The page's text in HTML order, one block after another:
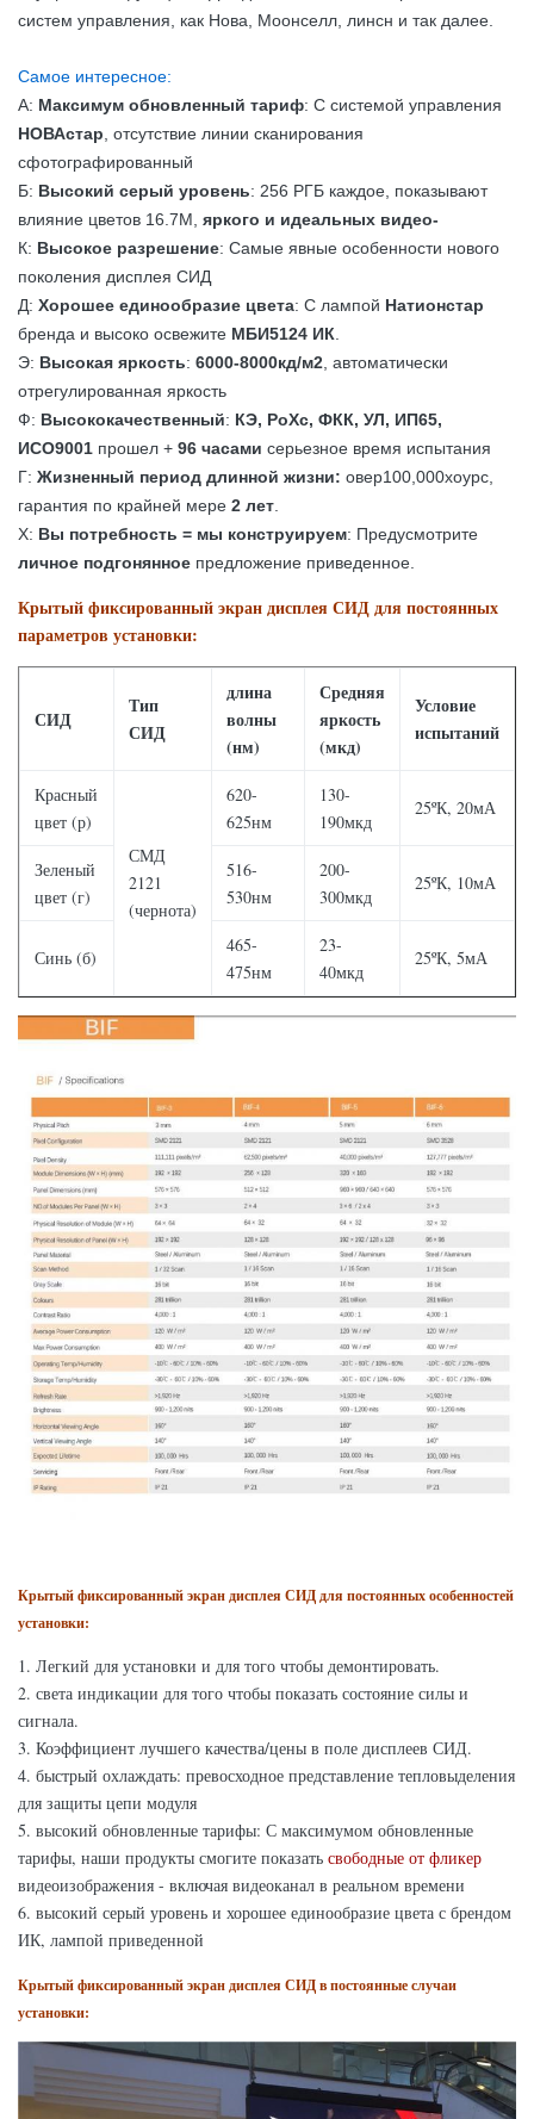
систем управления, как Нова, Моонселл, линсн и так далее.
Самое интересное:
А: Максимум обновленный тариф: С системой управления
НОВАстар , отсутствие линии сканирования
сфотографированный
Б: Высокий серый уровень: 256 РГБ каждое, показывают
влияние цветов 16.7М, яркого и идеальных видео-
К: Высокое разрешение: Самые явные особенности нового
поколения дисплея СИД
Д: Хорошее единообразие цвета: С лампой Натионстар
бренда и высоко освежите МБИ5124 ИК
Э: Высокая яркость: 6000-8000кд/м2 , автоматически
отрегулированная яркость
Ф: Высококачественный: КЭ, РоХс, ФКК, УЛ, ИП65,
ИСО9001 прошел + 96 часами серьезное время испытания
Г: Жизненный период длинной жизни: овер100,000хоурс,
гарантия по крайней мере 2 лет
Х: Вы потребность = мы конструируем: Предусмотрите
личное подгонянное предложение приведенное.
Крытый фиксированный экран дисплея СИД для постоянных
параметров установки:
СИД
Тип
СИД
длина
волны
(нм)
Средняя
яркость
(мкд)
Условие
испытаний
Красный
цвет (р)
СМД
2121
(чернота)
620-
625нм
130-
190мкд
25ºК, 20мА
Зеленый
цвет (г)
516-
530нм
200-
300мкд
25ºК, 10мА
Синь (б)
465-
475нм
23-
40мкд
25ºК, 5мА
Крытый фиксированный экран дисплея СИД для постоянных особенностей
установки:
1. Легкий для установки и для того чтобы демонтировать.
2. света индикации для того чтобы показать состояние силы и
сигнала.
3. Коэффициент лучшего качества/цены в поле дисплеев СИД.
4. быстрый охлаждать: превосходное представление тепловыделения
для защиты цепи модуля
5. высокий обновленные тарифы: С максимумом обновленные
тарифы, наши продукты смогите показать свободные от фликер
видеоизображения - включая видеоканал в реальном времени
6. высокий серый уровень и хорошее единообразие цвета с брендом
ИК, лампой приведенной
Крытый фиксированный экран дисплея СИД в постоянные случаи
установки: